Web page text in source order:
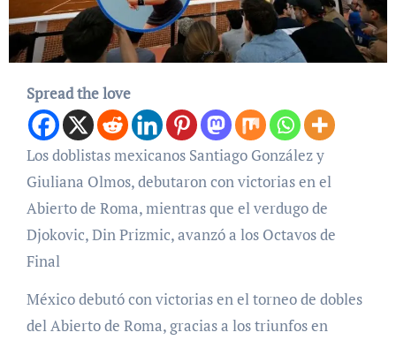
Spread the love
Los doblistas mexicanos Santiago González y
Giuliana Olmos, debutaron con victorias en el
Abierto de Roma, mientras que el verdugo de
Djokovic, Din Prizmic, avanzó a los Octavos de
Final
México debutó con victorias en el torneo de dobles
del Abierto de Roma, gracias a los triunfos en